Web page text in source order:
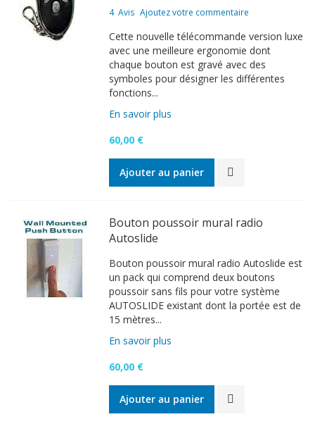
94
% of100
4 Avis Ajoutez votre commentaire
Cette nouvelle télécommande version luxe
avec une meilleure ergonomie dont
chaque bouton est gravé avec des
symboles pour désigner les différentes
fonctions...
En savoir plus
60,00 €
Ajouter au panier
Bouton poussoir mural radio
Autoslide
Bouton poussoir mural radio Autoslide est
un pack qui comprend deux boutons
poussoir sans fils pour votre système
AUTOSLIDE existant dont la portée est de
15 mètres...
En savoir plus
60,00 €
Ajouter au panier